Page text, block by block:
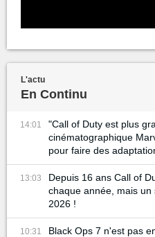
L'actu
En Continu
14:01
"Call of Duty est plus
cinématographique
pour faire des
13:03
Depuis 16 ans Call of
chaque année, mais
2026 !
10:31
Black Ops 7 n'est pas